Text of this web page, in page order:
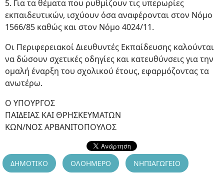
5. Για τα θέματα που ρυθμίζουν τις υπερωρίες
εκπαιδευτικών, ισχύουν όσα αναφέρονται στον Νόμο
1566/85 καθώς και στον Νόμο 4024/11.
Οι Περιφερειακοί Διευθυντές Εκπαίδευσης καλούνται
να δώσουν σχετικές οδηγίες και κατευθύνσεις για την
ομαλή έναρξη του σχολικού έτους, εφαρμόζοντας τα
ανωτέρω.
Ο ΥΠΟΥΡΓΟΣ
ΠΑΙΔΕΙΑΣ ΚΑΙ ΘΡΗΣΚΕΥΜΑΤΩΝ
ΚΩΝ/ΝΟΣ ΑΡΒΑΝΙΤΟΠΟΥΛΟΣ
ΔΗΜΟΤΙΚΟ ΟΛΟΗΜΕΡΟ ΝΗΠΙΑΓΩΓΕΙΟ